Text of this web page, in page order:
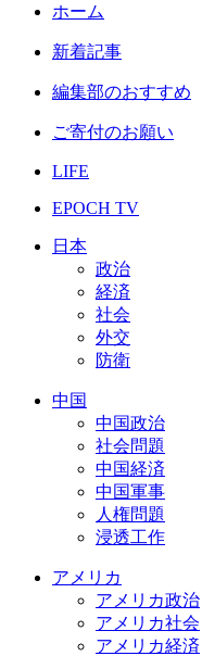
ホーム
新着記事
編集部のおすすめ
ご寄付のお願い
LIFE
EPOCH TV
日本
政治
経済
社会
外交
防衛
中国
中国政治
社会問題
中国経済
中国軍事
人権問題
浸透工作
アメリカ
アメリカ政治
アメリカ社会
アメリカ経済